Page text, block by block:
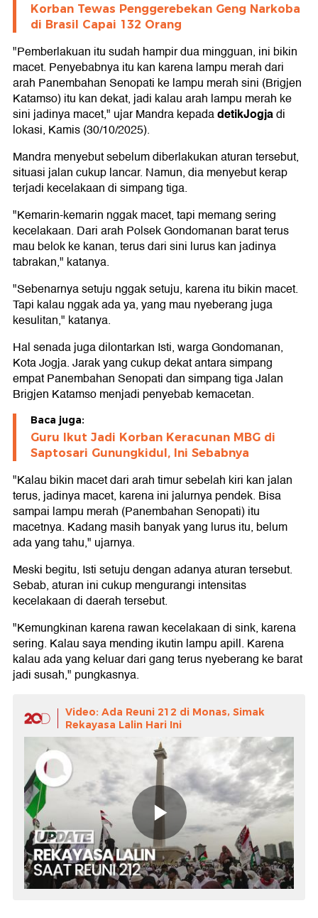
Korban Tewas Penggerebekan Geng Narkoba
di Brasil Capai 132 Orang
"Pemberlakuan itu sudah hampir dua mingguan, ini bikin
macet. Penyebabnya itu kan karena lampu merah dari
arah Panembahan Senopati ke lampu merah sini (Brigjen
Katamso) itu kan dekat, jadi kalau arah lampu merah ke
sini jadinya macet," ujar Mandra kepadadetikJogjadi
lokasi, Kamis (30/10/2025).
Mandra menyebut sebelum diberlakukan aturan tersebut,
situasi jalan cukup lancar. Namun, dia menyebut kerap
terjadi kecelakaan di simpang tiga.
"Kemarin-kemarin nggak macet, tapi memang sering
kecelakaan. Dari arah Polsek Gondomanan barat terus
mau belok ke kanan, terus dari sini lurus kan jadinya
tabrakan," katanya.
"Sebenarnya setuju nggak setuju, karena itu bikin macet.
Tapi kalau nggak ada ya, yang mau nyeberang juga
kesulitan," katanya.
Hal senada juga dilontarkan Isti, warga Gondomanan,
Kota Jogja. Jarak yang cukup dekat antara simpang
empat Panembahan Senopati dan simpang tiga Jalan
Brigjen Katamso menjadi penyebab kemacetan.
Baca juga:
Guru Ikut Jadi Korban Keracunan MBG di
Saptosari Gunungkidul, Ini Sebabnya
"Kalau bikin macet dari arah timur sebelah kiri kan jalan
terus, jadinya macet, karena ini jalurnya pendek. Bisa
sampai lampu merah (Panembahan Senopati) itu
macetnya. Kadang masih banyak yang lurus itu, belum
ada yang tahu," ujarnya.
Meski begitu, Isti setuju dengan adanya aturan tersebut.
Sebab, aturan ini cukup mengurangi intensitas
kecelakaan di daerah tersebut.
"Kemungkinan karena rawan kecelakaan di sink, karena
sering. Kalau saya mending ikutin lampu apill. Karena
kalau ada yang keluar dari gang terus nyeberang ke barat
jadi susah," pungkasnya.
Video: Ada Reuni 212 di Monas, Simak
Rekayasa Lalin Hari Ini